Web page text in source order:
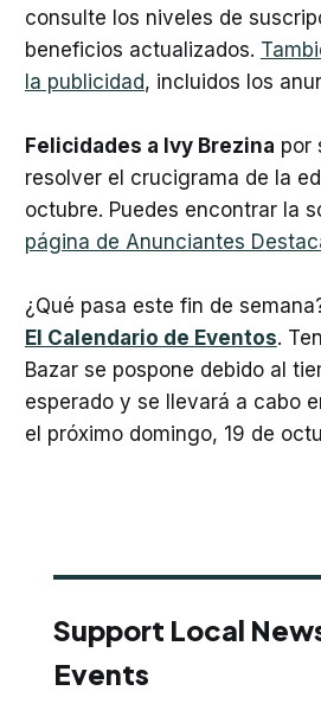
consulte los niveles de
beneficios actualizados.
la publicidad, incluidos los
Felicidades a Ivy Brezina por
resolver el crucigrama de la
octubre. Puedes encontrar la
página de Anunciantes
¿Qué pasa este fin de
El Calendario de Eventos.
Bazar se pospone debido al
esperado y se llevará a cabo
el próximo domingo, 19 de
Support Local
Events